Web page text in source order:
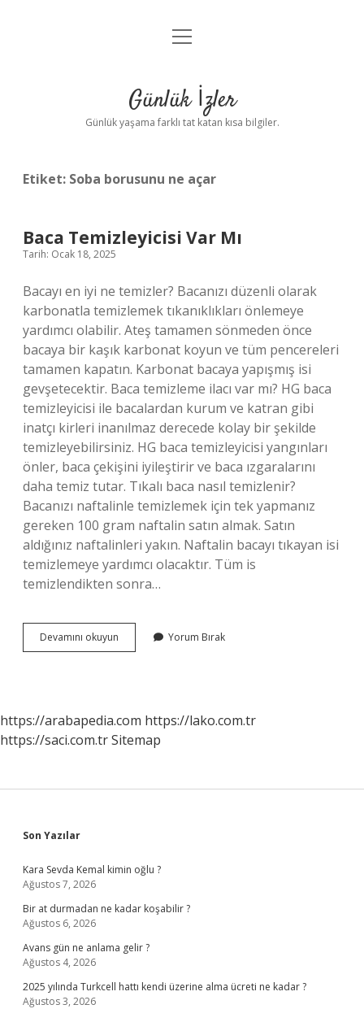
Anasayfa
Yasal Uyarı
menüyü
Günlük İzler
Günlük yaşama farklı tat katan kısa bilgiler.
Etiket: Soba borusunu ne açar
Baca Temizleyicisi Var Mı
Tarih: Ocak 18, 2025
Bacayı en iyi ne temizler? Bacanızı düzenli olarak
karbonatla temizlemek tıkanıklıkları önlemeye
yardımcı olabilir. Ateş tamamen sönmeden önce
bacaya bir kaşık karbonat koyun ve tüm pencereleri
tamamen kapatın. Karbonat bacaya yapışmış isi
gevşetecektir. Baca temizleme ilacı var mı? HG baca
temizleyicisi ile bacalardan kurum ve katran gibi
inatçı kirleri inanılmaz derecede kolay bir şekilde
temizleyebilirsiniz. HG baca temizleyicisi yangınları
önler, baca çekişini iyileştirir ve baca ızgaralarını
daha temiz tutar. Tıkalı baca nasıl temizlenir?
Bacanızı naftalinle temizlemek için tek yapmanız
gereken 100 gram naftalin satın almak. Satın
aldığınız naftalinleri yakın. Naftalin bacayı tıkayan isi
temizlemeye yardımcı olacaktır. Tüm is
temizlendikten sonra…
Devamını okuyun
Temizleyicisi
Yorum Bırak
https://arabapedia.com https://lako.com.tr
https://saci.com.trSitemap
Sidebar
Son Yazılar
Kara Sevda Kemal kimin oğlu ?
Ağustos 7, 2026
Bir at durmadan ne kadar koşabilir ?
Ağustos 6, 2026
Avans gün ne anlama gelir ?
Ağustos 4, 2026
2025 yılında Turkcell hattı kendi üzerine alma ücreti ne kadar ?
Ağustos 3, 2026